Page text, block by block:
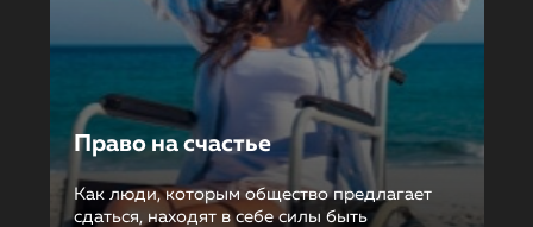
Право на счастье
Как люди, которым общество предлагает
сдаться, находят в себе силы быть